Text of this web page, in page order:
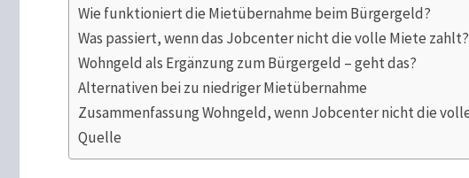
Wie funktioniert die Mietübernahme beim Bürgergeld?
Was passiert, wenn das Jobcenter nicht die volle Miete zahlt?
Wohngeld als Ergänzung zum Bürgergeld – geht das?
Alternativen bei zu niedriger Mietübernahme
Zusammenfassung Wohngeld, wenn Jobcenter nicht die
Quelle